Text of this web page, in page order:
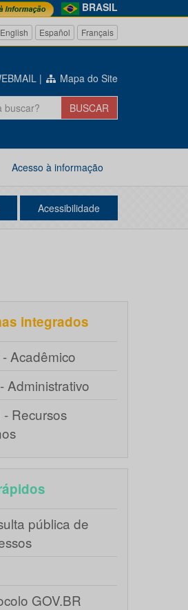
BRASIL
English Español Français
| Mapa do Site
Acesso à informação
Acessibilidade
integrados
Acadêmico
Administrativo
Recursos
pública de
GOV.BR